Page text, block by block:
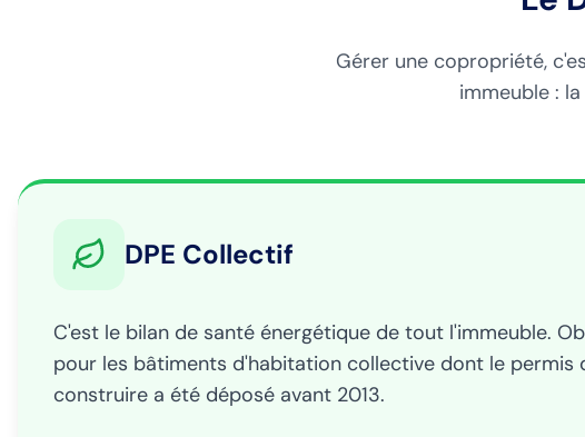
Gérer une copropriété,
immeuble :
DPE Collectif
C'est le bilan de santé énergétique de tout l'immeuble.
pour les bâtiments d'habitation collective dont le permis
construire a été déposé avant 2013.